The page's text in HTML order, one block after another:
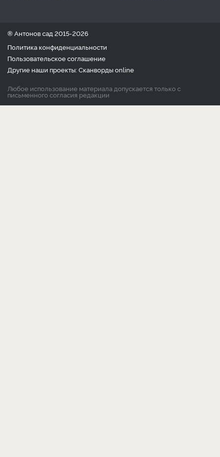
® Антонов сад 2015-2026
Политика конфиденциальности
Пользовательское соглашение
Другие наши проекты: Сканвордыonline
Любое использование материала допускается только с
письменного согласия редакции